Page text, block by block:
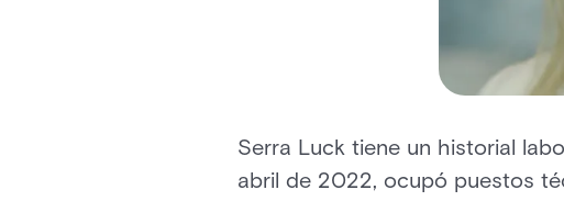
Serra Luck tiene un historial
abril de 2022, ocupó puestos